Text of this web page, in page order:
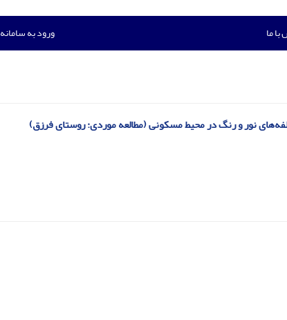
ما ورود به سامانه
نور و رنگ در محیط مسکونی (مطالعه موردی: روستای فرزق)